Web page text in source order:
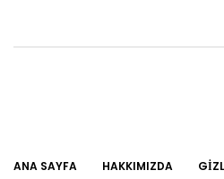
ANA SAYFA HAKKIMIZDA